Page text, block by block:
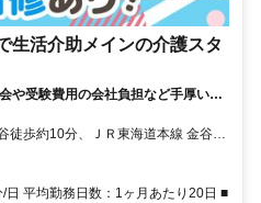
生活介助メインの介護スタ
や受験費用の会社負担など手厚いサ
えられる好待遇
徒歩約10分、ＪＲ東海道本線 金谷
約23分、大井川鉄道本線 金谷（静岡
｢金谷駅｣より車で7分＊車・バイク
日 平均勤務日数：1ヶ月あたり20日 ■